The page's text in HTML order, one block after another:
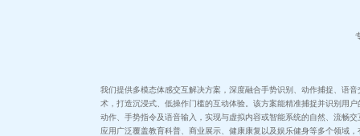
我们提供多模态体感交互解决方案，深度融合手势识别、动作捕捉、语音
术，打造沉浸式、低操作门槛的互动体验。该方案能精准捕捉并识别用户
动作、手势指令及语音输入，实现与虚拟内容或智能系统的自然、流畅交
应用广泛覆盖教育科普、商业展示、健康康复以及娱乐健身等多个领域，